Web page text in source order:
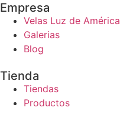
Empresa
Velas Luz de América
Galerias
Blog
Tienda
Tiendas
Productos